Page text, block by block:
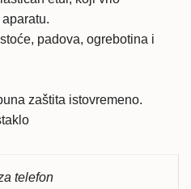
padova, ogrebotina i
zaštita istovremeno.
telefon